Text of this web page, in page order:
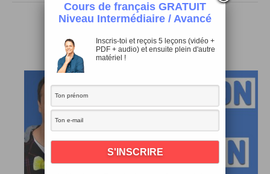
Cours de français GRATUIT
Niveau Intermédiaire / Avancé
Inscris-toi et reçois 5 leçons (vidéo +
PDF + audio) et ensuite plein d'autre
matériel !